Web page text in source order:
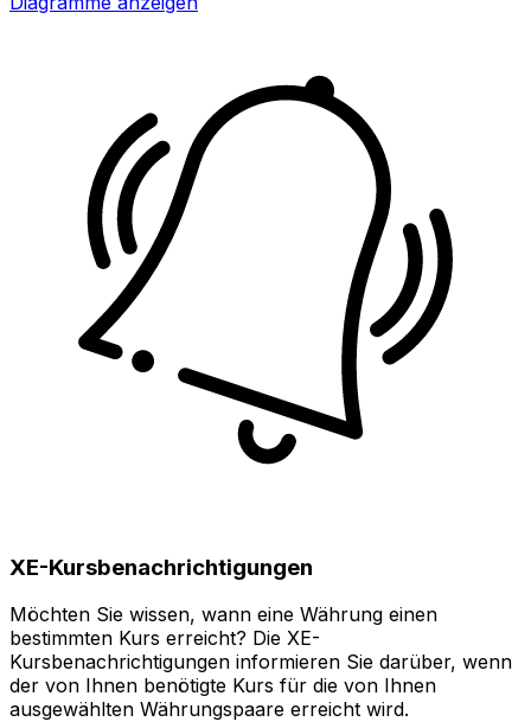
XE-Kursbenachrichtigungen
Möchten Sie wissen, wann eine Währung einen
bestimmten Kurs erreicht? Die XE-
Kursbenachrichtigungen informieren Sie darüber, wenn
der von Ihnen benötigte Kurs für die von Ihnen
ausgewählten Währungspaare erreicht wird.